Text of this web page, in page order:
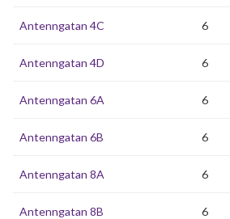
Antenngatan 4C 6
Antenngatan 4D 6
Antenngatan 6A 6
Antenngatan 6B 6
Antenngatan 8A 6
Antenngatan 8B 6